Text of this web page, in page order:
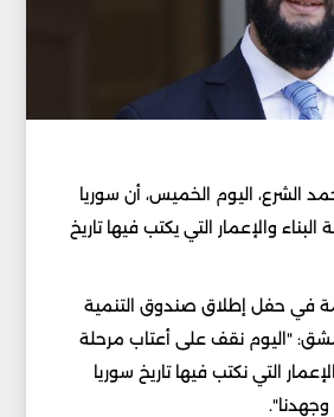
الشرع، اليوم الخميس، أن سوريا
والإعمار التي يكتب فيها تاريخ
في حفل إطلاق صندوق التنمية
"اليوم نقف على أعتاب مرحلة
التي نكتب فيها تاريخ سوريا
وجهدنا".